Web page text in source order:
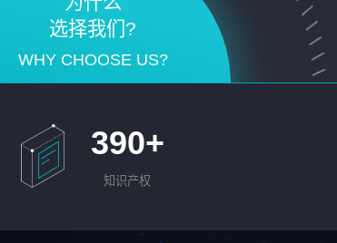
选择我们?
WHY CHOOSE US?
390+
知识产权